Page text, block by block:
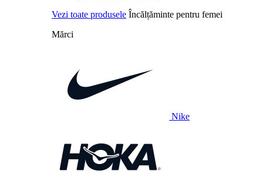
Vezi toate produsele Încălțăminte pentru femei
Mărci
Nike